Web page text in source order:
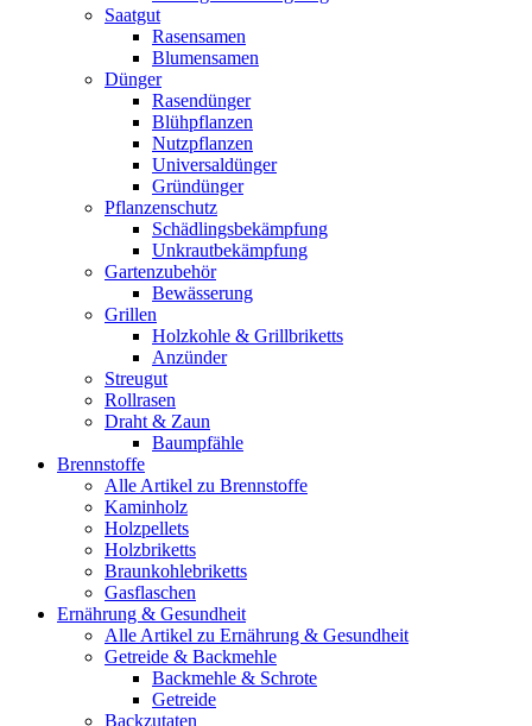
Saatgut
Rasensamen
Blumensamen
Dünger
Rasendünger
Blühpflanzen
Nutzpflanzen
Universaldünger
Gründünger
Pflanzenschutz
Schädlingsbekämpfung
Unkrautbekämpfung
Gartenzubehör
Bewässerung
Grillen
Holzkohle & Grillbriketts
Anzünder
Streugut
Rollrasen
Draht & Zaun
Baumpfähle
Brennstoffe
Alle Artikel zu Brennstoffe
Kaminholz
Holzpellets
Holzbriketts
Braunkohlebriketts
Gasflaschen
Ernährung & Gesundheit
Alle Artikel zu Ernährung & Gesundheit
Getreide & Backmehle
Backmehle & Schrote
Getreide
Backzutaten